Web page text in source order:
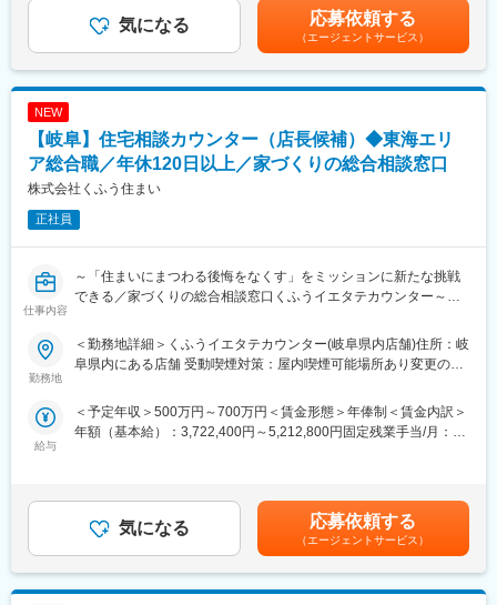
ア・SaaSを運営する情報サービス企業です。
『くふうイエタテカウンター』は、注文住宅やリフォーム・リノ
ベーションを検討している方への無料相談＆住宅会社紹介サービ
スです。
店舗数は急速に拡大しており、2024年には静岡を中心に6店舗だ
海・関西で28店舗を展開し、今後3年で100店舗の展開を目指して
います。
さらなる出店を見据え、将来的に複数店舗の店長を担っていただ
ける方を募集します。
■仕事内容：
せします。
フォロー、店頭集客 など
・店舗運営(売上・KPI管理、シフト管理など店舗全体のマネジメ
ント)
・くふうイエタテフェア、各種イベントの運営 など
■やりがい／魅力：
・業種、業界未経験の方が、入社1年で新店舗立ち上げを任された
実績があります。年齢、経歴関係なく、実績次第で早期に大きな
給与補足＞※上記年収には、45時間分のみなし残業代を含みま
す。※詳細は、経験・能力を考慮した上で決定■給与改定：年2回
（4月、10月）賃金はあくまでも目安の金額であり、選考を通じ
て上下する可能性があります。月給(月額)は固定手当を含めた表記
です。
気になる 応募依頼する
（エージェントサービス）
NEW
【岐阜】住宅相談カウンター（店長候補）◆東海エリ
ア総合職／年休120日以上／家づくりの総合相談窓口
株式会社くふう住まい
正社員
仕事内容
～「住まいにまつわる後悔をなくす」をミッションに新たな挑戦
できる／家づくりの総合相談窓口くふうイエタテカウンター～
■概要：
家づくりの総合相談窓口『くふうイエタテカウンター』の店長候
や新店舗の立ち上げを担っていただく予定です。
ア・SaaSを運営する情報サービス企業です。
『くふうイエタテカウンター』は、注文住宅やリフォーム・リノ
ベーションを検討している方への無料相談＆住宅会社紹介サービ
スです。
店舗数は急速に拡大しており、2024年には静岡を中心に6店舗だ
勤務地
＜勤務地詳細＞くふうイエタテカウンター(岐阜県内店舗)住所：岐
阜県内にある店舗 受動喫煙対策：屋内喫煙可能場所あり変更の範
給与
＜予定年収＞500万円～700万円＜賃金形態＞年俸制＜賃金内訳＞
年額（基本給）：3,722,400円～5,212,800円固定残業手当/月：
給与補足＞※上記年収には、45時間分のみなし残業代を含みま
す。※詳細は、経験・能力を考慮した上で決定■給与改定：年2回
（4月、10月）賃金はあくまでも目安の金額であり、選考を通じ
て上下する可能性があります。月給(月額)は固定手当を含めた表記
です。
気になる 応募依頼する
（エージェントサービス）